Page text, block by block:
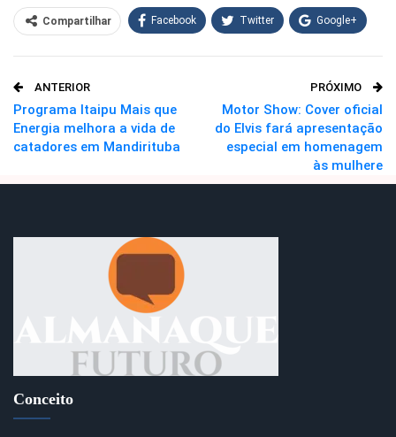
Compartilhar Facebook Twitter Google+
O email
ANTERIOR
Programa Itaipu Mais que
Energia melhora a vida de
catadores em Mandirituba
PRÓXIMO
Motor Show: Cover oficial
do Elvis fará apresentação
especial em homenagem
às mulhere
Conceito